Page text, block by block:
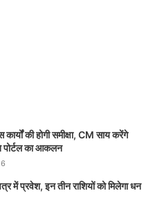
कार्यों की होगी समीक्षा, CM साय करेंगे
पोर्टल का आकलन
में प्रवेश, इन तीन राशियों को मिलेगा धन